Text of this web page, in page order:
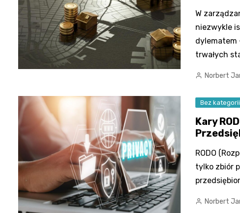
W
niezwykle
dylematem
trwałych
Norbert
Bez kategorii
Kary
RODO
tylko zbiór
Norbert